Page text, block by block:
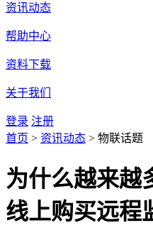
资讯动态
帮助中心
资料下载
关于我们
登录 注册
首页 > 资讯动态 > 物联话题
为什么越来越
线上购买远程